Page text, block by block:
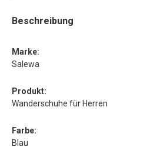
Beschreibung
Marke:
Salewa
Produkt:
Wanderschuhe für Herren
Farbe:
Blau